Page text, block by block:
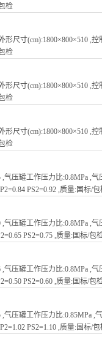
检
尺寸(cm):1800×800×510 ,
检
尺寸(cm):1800×800×510 ,
检
尺寸(cm):1800×800×510 ,
检
压罐工作压力比:0.8MPa ,
PS2=0.92 ,质量:国标/包
压罐工作压力比:0.8MPa ,
PS2=0.75 ,质量:国标/包
压罐工作压力比:0.8MPa ,
PS2=0.60 ,质量:国标/包
压罐工作压力比:0.85MPa ,
PS2=1.10 ,质量:国标/包